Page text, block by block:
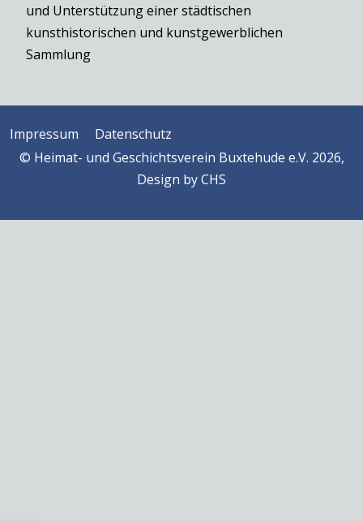
und Unterstützung einer städtischen
kunsthistorischen und kunstgewerblichen
Sammlung
Impressum
Datenschutz
© Heimat- und Geschichtsverein Buxtehude e.V. 2026,
Design byCHS